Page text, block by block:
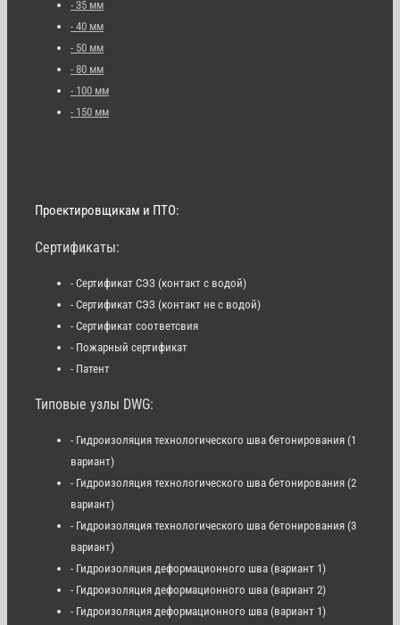
- 35 мм
- 40 мм
- 50 мм
- 80 мм
- 100 мм
- 150 мм
Проектировщикам и ПТО:
Сертификаты:
- Сертификат СЭЗ (контакт с водой)
- Сертификат СЭЗ (контакт не с водой)
- Сертификат соответсвия
- Пожарный сертификат
- Патент
Типовые узлы DWG:
- Гидроизоляция технологического шва бетонирования (1
вариант)
- Гидроизоляция технологического шва бетонирования (2
вариант)
- Гидроизоляция технологического шва бетонирования (3
вариант)
- Гидроизоляция деформационного шва (вариант 1)
- Гидроизоляция деформационного шва (вариант 2)
- Гидроизоляция деформационного шва (вариант 1)